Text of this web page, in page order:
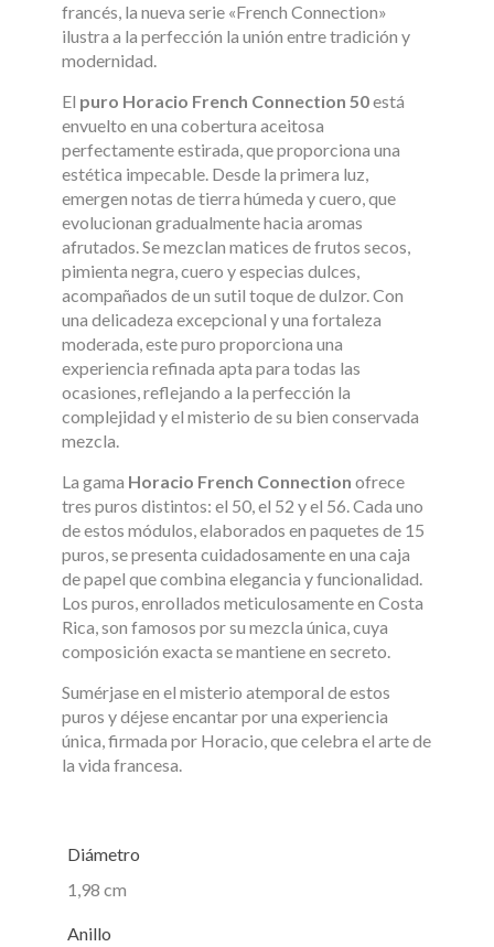
francés, la nueva serie «French Connection»
ilustra a la perfección la unión entre tradición y
modernidad.
El puro Horacio French Connection 50está
envuelto en una cobertura aceitosa
perfectamente estirada, que proporciona una
estética impecable. Desde la primera luz,
emergen notas de tierra húmeda y cuero, que
evolucionan gradualmente hacia aromas
afrutados. Se mezclan matices de frutos secos,
pimienta negra, cuero y especias dulces,
acompañados de un sutil toque de dulzor. Con
una delicadeza excepcional y una fortaleza
moderada, este puro proporciona una
experiencia refinada apta para todas las
ocasiones, reflejando a la perfección la
complejidad y el misterio de su bien conservada
mezcla.
La gama Horacio French Connection ofrece
tres puros distintos: el 50, el 52 y el 56. Cada uno
de estos módulos, elaborados en paquetes de 15
puros, se presenta cuidadosamente en una caja
de papel que combina elegancia y funcionalidad.
Los puros, enrollados meticulosamente en Costa
Rica, son famosos por su mezcla única, cuya
composición exacta se mantiene en secreto.
Sumérjase en el misterio atemporal de estos
puros y déjese encantar por una experiencia
única, firmada por Horacio, que celebra el arte de
la vida francesa.
Diámetro
1,98 cm
Anillo